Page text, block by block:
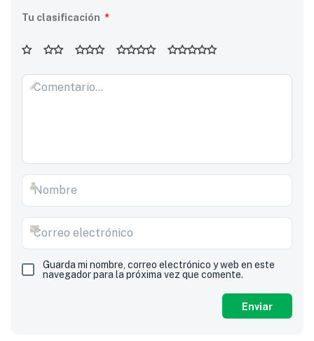
Tu clasificación *
Guarda mi nombre, correo electrónico y web en este
navegador para la próxima vez que comente.